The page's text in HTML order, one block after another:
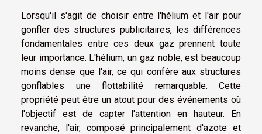
Lorsqu'il s'agit de choisir entre l'hélium et l'air pour
gonfler des structures publicitaires, les différences
fondamentales entre ces deux gaz prennent toute
leur importance. L'hélium, un gaz noble, est beaucoup
moins dense que l'air, ce qui confère aux structures
gonflables une flottabilité remarquable. Cette
propriété peut être un atout pour des événements où
l'objectif est de capter l'attention en hauteur. En
revanche, l'air, composé principalement d'azote et